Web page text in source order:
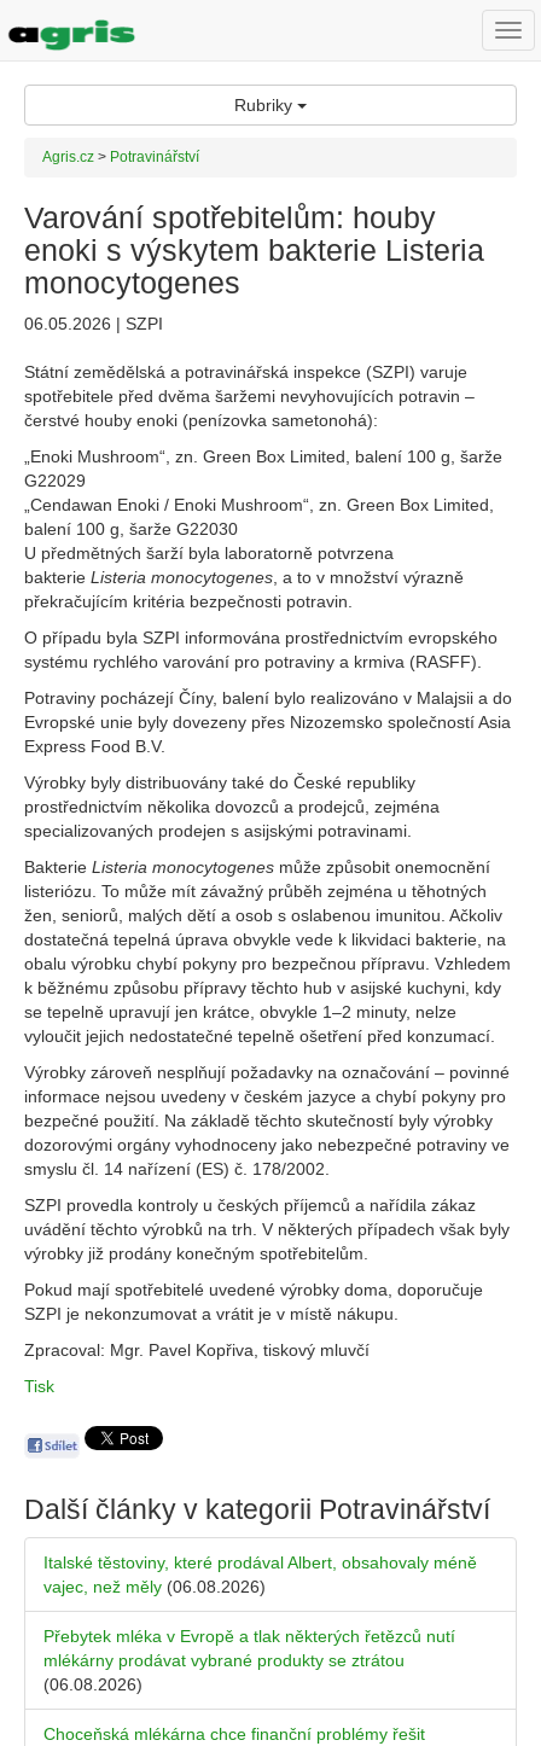
Rubriky
Agris.cz > Potravinářství
Varování spotřebitelům: houby
enoki s výskytem bakterie Listeria
monocytogenes
06.05.2026 | SZPI
Státní zemědělská a potravinářská inspekce (SZPI) varuje
spotřebitele před dvěma šaržemi nevyhovujících potravin –
čerstvé houby enoki (penízovka sametonohá):
„Enoki Mushroom“, zn. Green Box Limited, balení 100 g, šarže
G22029
„Cendawan Enoki / Enoki Mushroom“, zn. Green Box Limited,
balení 100 g, šarže G22030
U předmětných šarží byla laboratorně potvrzena
bakterie Listeria monocytogenes , a to v množství výrazně
překračujícím kritéria bezpečnosti potravin.
O případu byla SZPI informována prostřednictvím evropského
systému rychlého varování pro potraviny a krmiva (RASFF).
Potraviny pocházejí Číny, balení bylo realizováno v Malajsii a do
Evropské unie byly dovezeny přes Nizozemsko společností Asia
Express Food B.V.
Výrobky byly distribuovány také do České republiky
prostřednictvím několika dovozců a prodejců, zejména
specializovaných prodejen s asijskými potravinami.
Bakterie Listeria monocytogenes může způsobit onemocnění
listeriózu. To může mít závažný průběh zejména u těhotných
žen, seniorů, malých dětí a osob s oslabenou imunitou. Ačkoliv
dostatečná tepelná úprava obvykle vede k likvidaci bakterie, na
obalu výrobku chybí pokyny pro bezpečnou přípravu. Vzhledem
k běžnému způsobu přípravy těchto hub v asijské kuchyni, kdy
se tepelně upravují jen krátce, obvykle 1–2 minuty, nelze
vyloučit jejich nedostatečné tepelně ošetření před konzumací.
Výrobky zároveň nesplňují požadavky na označování – povinné
informace nejsou uvedeny v českém jazyce a chybí pokyny pro
bezpečné použití. Na základě těchto skutečností byly výrobky
dozorovými orgány vyhodnoceny jako nebezpečné potraviny ve
smyslu čl. 14 nařízení (ES) č. 178/2002.
SZPI provedla kontroly u českých příjemců a nařídila zákaz
uvádění těchto výrobků na trh. V některých případech však byly
výrobky již prodány konečným spotřebitelům.
Pokud mají spotřebitelé uvedené výrobky doma, doporučuje
SZPI je nekonzumovat a vrátit je v místě nákupu.
Zpracoval: Mgr. Pavel Kopřiva, tiskový mluvčí
Tisk
Další články v kategorii Potravinářství
Italské těstoviny, které prodával Albert, obsahovaly méně
vajec, než měly (06.08.2026)
Přebytek mléka v Evropě a tlak některých řetězců nutí
mlékárny prodávat vybrané produkty se ztrátou
(06.08.2026)
Choceňská mlékárna chce finanční problémy řešit